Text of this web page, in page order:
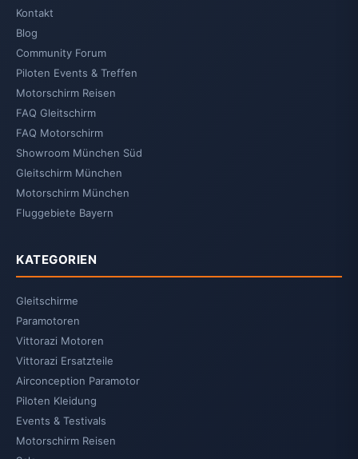
Kontakt
Blog
Community Forum
Piloten Events & Treffen
Motorschirm Reisen
FAQ Gleitschirm
FAQ Motorschirm
Showroom München Süd
Gleitschirm München
Motorschirm München
Fluggebiete Bayern
KATEGORIEN
Gleitschirme
Paramotoren
Vittorazi Motoren
Vittorazi Ersatzteile
Airconception Paramotor
Piloten Kleidung
Events & Testivals
Motorschirm Reisen